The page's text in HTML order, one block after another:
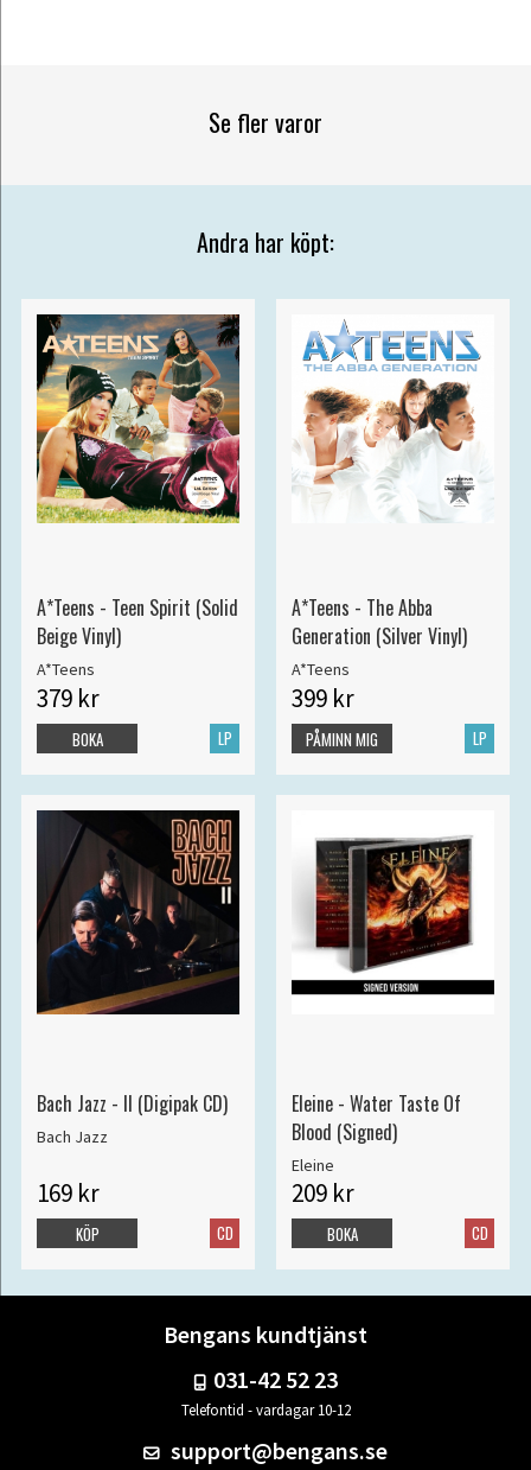
Se fler varor
Andra har köpt:
A*Teens - Teen Spirit (Solid
Beige Vinyl)
A*Teens
379 kr
LP
BOKA
A*Teens - The Abba
Generation (Silver Vinyl)
A*Teens
399 kr
LP
PÅMINN MIG
Bach Jazz - II (Digipak CD)
Bach Jazz
169 kr
CD
KÖP
Eleine - Water Taste Of
Blood (Signed)
Eleine
209 kr
CD
BOKA
Bengans kundtjänst
031-42 52 23
Telefontid - vardagar 10-12
support@bengans.se